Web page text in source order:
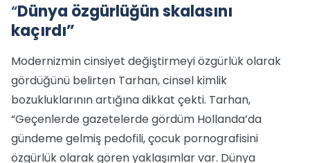
“Dünya özgürlüğün skalasını
kaçırdı”
Modernizmin cinsiyet değiştirmeyi özgürlük olarak
gördüğünü belirten Tarhan, cinsel kimlik
bozukluklarının artığına dikkat çekti. Tarhan,
“Geçenlerde gazetelerde gördüm Hollanda’da
gündeme gelmiş pedofili, çocuk pornografisini
özgürlük olarak gören yaklaşımlar var. Dünya